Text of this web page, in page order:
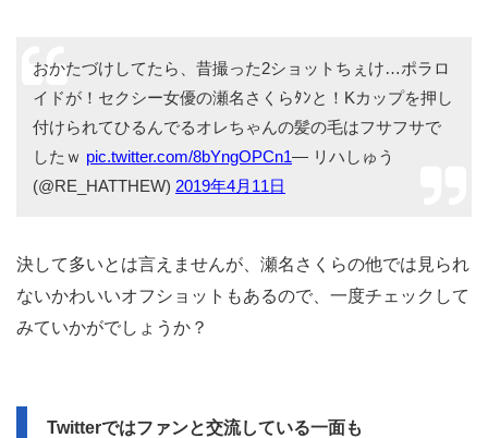
おかたづけしてたら、昔撮った2ショットちぇけ…ポラロ
イドが！セクシー女優の瀬名さくらﾀﾝと！Kカップを押し
付けられてひるんでるオレちゃんの髪の毛はフサフサで
したｗ pic.twitter.com/8bYngOPCn1— リハしゅう
(@RE_HATTHEW) 2019年4月11日
決して多いとは言えませんが、瀬名さくらの他では見られ
ないかわいいオフショットもあるので、一度チェックして
みていかがでしょうか？
Twitterではファンと交流している一面も